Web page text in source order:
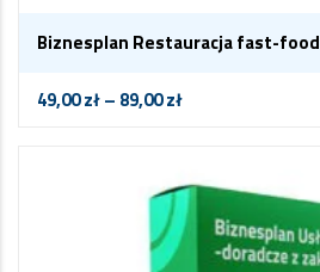
Biznesplan Restauracja fast-food
49,00zł– 89,00zł